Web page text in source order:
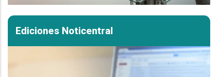
Ediciones Noticentral